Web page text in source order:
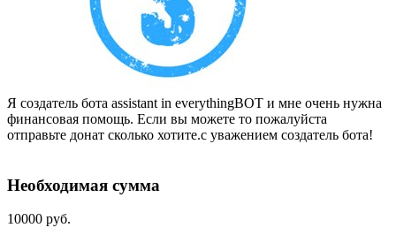
Я создатель бота assistant in everythingBOT и мне очень нужна
финансовая помощь. Если вы можете то пожалуйста
отправьте донат сколько хотите.с уважением создатель бота!
Необходимая сумма
10000 руб.